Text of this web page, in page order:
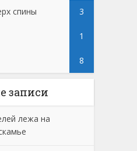
спины 3
1
8
записи
лежа на